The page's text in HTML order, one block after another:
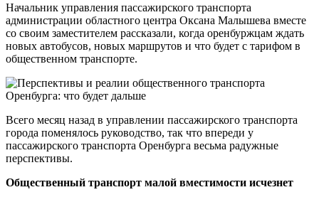
Начальник управления пассажирского транспорта
администрации областного центра Оксана Малышева вместе
со своим заместителем рассказали, когда оренбуржцам ждать
новых автобусов, новых маршрутов и что будет с тарифом в
общественном транспорте.
Всего месяц назад в управлении пассажирского транспорта
города поменялось руководство, так что впереди у
пассажирского транспорта Оренбурга весьма радужные
перспективы.
Общественный транспорт малой вместимости исчезнет